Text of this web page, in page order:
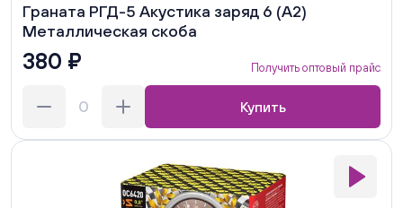
Граната РГД-5 Акустика заряд 6 (А2)
Металлическая скоба
380 ₽ Получить оптовый прайс
Купить